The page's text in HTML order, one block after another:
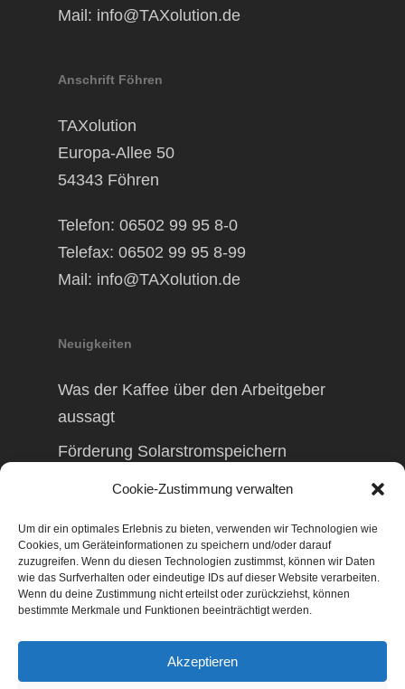
Cookie-Zustimmung verwalten
Um dir ein optimales Erlebnis zu bieten, verwenden wir Technologien wie
Cookies, um Geräteinformationen zu speichern und/oder darauf
zuzugreifen. Wenn du diesen Technologien zustimmst, können wir Daten
wie das Surfverhalten oder eindeutige IDs auf dieser Website verarbeiten.
Wenn du deine Zustimmung nicht erteilst oder zurückziehst, können
bestimmte Merkmale und Funktionen beeinträchtigt werden.
Akzeptieren
Mail: info@TAXolution.de
Anschrift Föhren
TAXolution
Europa-Allee 50
54343 Föhren
Telefon: 06502 99 95 8-0
Telefax: 06502 99 95 8-99
Mail: info@TAXolution.de
Neuigkeiten
Was der Kaffee über den Arbeitgeber
aussagt
Förderung Solarstromspeichern
Förderung Balkonkraftwerk
© 2026 TAXolution – Beratung,
Lohnabrechnungen, Erfassung lfd.
Lohnabrechnung, Betriebswirtschaftliche
Beratung, Finanzierungsberatung,
Gestaltungsberatung,